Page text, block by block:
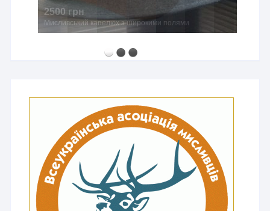
2500 грн
Мисливський капелюх з широкими полями